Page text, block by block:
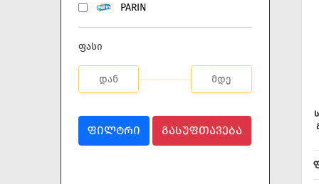
PARIN
ფასი
ᲤᲘᲚᲢᲠᲘ ᲒᲐᲡᲣᲤᲗᲐᲕᲔᲑᲐ